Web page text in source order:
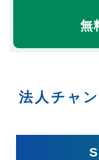
無
法人チャ